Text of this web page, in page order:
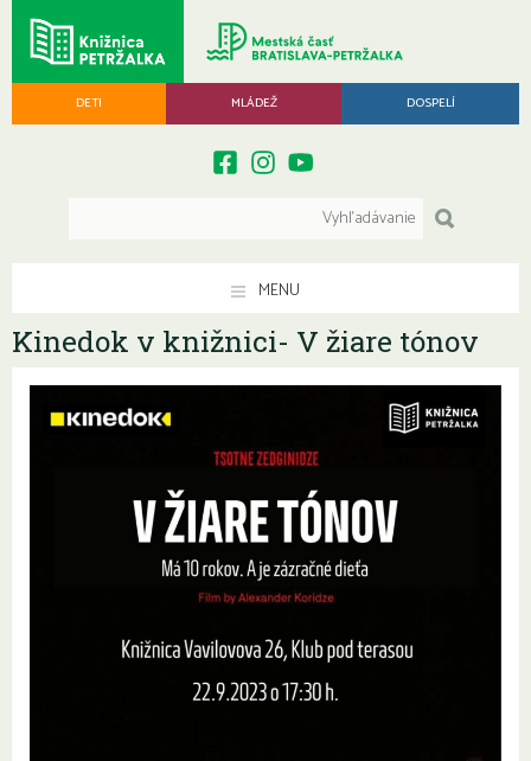
DETI MLÁDEŽ DOSPELÍ
MENU
Kinedok v knižnici- V žiare tónov